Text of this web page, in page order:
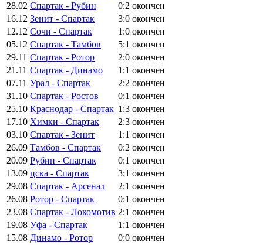
28.02 Спартак - Рубин 0:2 окончен
16.12 Зенит - Спартак 3:0 окончен
12.12 Сочи - Спартак 1:0 окончен
05.12 Спартак - Тамбов 5:1 окончен
29.11 Спартак - Ротор 2:0 окончен
21.11 Спартак - Динамо 1:1 окончен
07.11 Урал - Спартак 2:2 окончен
31.10 Спартак - Ростов 0:1 окончен
25.10 Краснодар - Спартак 1:3 окончен
17.10 Химки - Спартак 2:3 окончен
03.10 Спартак - Зенит 1:1 окончен
26.09 Тамбов - Спартак 0:2 окончен
20.09 Рубин - Спартак 0:1 окончен
13.09 цска - Спартак 3:1 окончен
29.08 Спартак - Арсенал 2:1 окончен
26.08 Ротор - Спартак 0:1 окончен
23.08 Спартак - Локомотив 2:1 окончен
19.08 Уфа - Спартак 1:1 окончен
15.08 Динамо - Ротор 0:0 окончен